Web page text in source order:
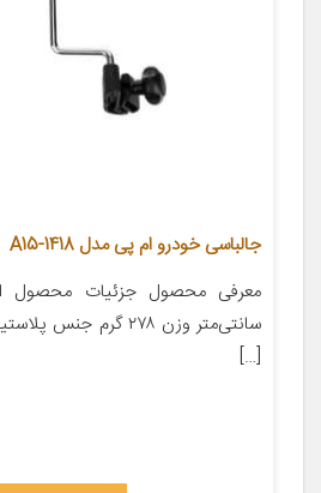
جالباسی خودرو ام پی مدل A15-1418
[…]